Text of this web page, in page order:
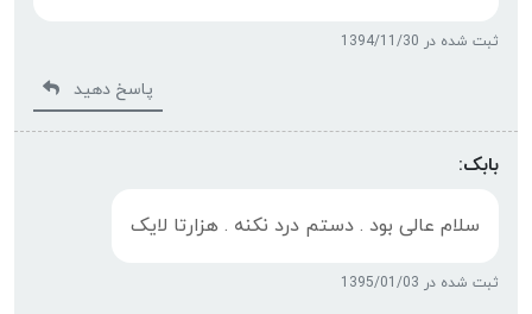
ثبت شده در 1394/11/30
پاسخ دهید
بابک:
سلام عالی بود . دستم درد نکنه . هزارتا لایک
ثبت شده در 1395/01/03